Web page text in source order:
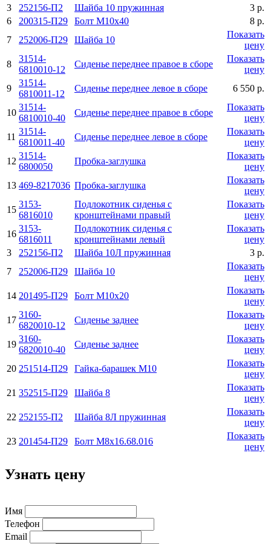
3
252156-П2 Шайба 10 пpужинная
3 р.
6
200315-П29 Болт М10х40
8 р.
7
252006-П29 Шайба 10
Показать
цену
8
31514-
6810010-12
Сиденье переднее правое в сборе
Показать
цену
9
31514-
6810011-12
Сиденье переднее левое в сборе 6 550 р.
10
31514-
6810010-40
Сиденье переднее правое в сборе
Показать
цену
11
31514-
6810011-40
Сиденье переднее левое в сборе
Показать
цену
12
31514-
6800050
Пробка-заглушка
Показать
цену
13 469-8217036 Пробка-заглушка
Показать
цену
15
3153-
6816010
Подлокотник сиденья с
кронштейнами правый
Показать
цену
16
3153-
6816011
Подлокотник сиденья с
кронштейнами левый
Показать
цену
3
252156-П2 Шайба 10Л пружинная
3 р.
7
252006-П29 Шайба 10
Показать
цену
14 201495-П29 Болт М10х20
Показать
цену
17
3160-
6820010-12
Сиденье заднее
Показать
цену
19
3160-
6820010-40
Сиденье заднее
Показать
цену
20 251514-П29 Гайка-барашек М10
Показать
цену
21 352515-П29 Шайба 8
Показать
цену
22 252155-П2 Шайба 8Л пружинная
Показать
цену
23 201454-П29 Болт М8х16.68.016
Показать
цену
Узнать цену
Имя
Телефон
Email